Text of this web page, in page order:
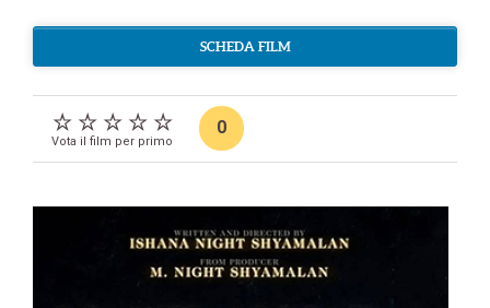
SCHEDA FILM
Vota il film per primo
0